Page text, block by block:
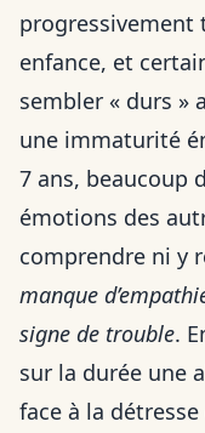
enfance, et
sembler « durs »
une immaturité
7 ans, beaucoup
émotions des
comprendre ni y
manque
signe de trouble.
sur la durée une
face à la